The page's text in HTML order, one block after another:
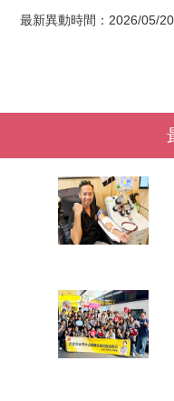
最新異動時間：2026/05/20